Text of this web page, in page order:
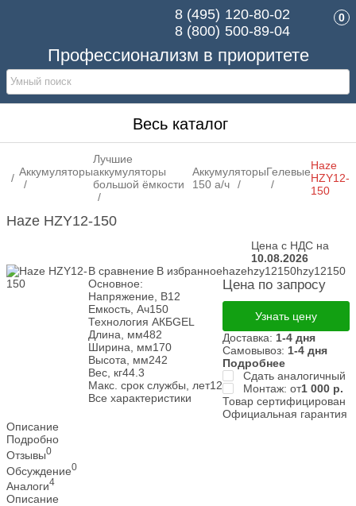
Профессионализм в приоритете
8 (495) 120-80-02
8 (800) 500-89-04
0
Весь каталог
Аккумуляторы
Лучшие
аккумуляторы
большой ёмкости
Аккумуляторы
150 а/ч
ГелевыеHaze
HZY12-
150
Haze HZY12-150
Цена с НДС на
10.08.2026
В сравнение В избранное
Основное:
Напряжение, В12
Емкость, Ач150
Технология АКБGEL
Длина, мм482
Ширина, мм170
Высота, мм242
Вес, кг44.3
Макс. срок службы, лет12
Все характеристики
hazehzy12150hzy12150
Цена по запросу
Узнать цену
Доставка: 1-4 дня
Самовывоз: 1-4 дня
Подробнее
Сдать аналогичный
Монтаж: от1 000 р.
Товар сертифицирован
Официальная гарантия
Описание
Подробно
Отзывы0
Обсуждение0
Аналоги4
Описание